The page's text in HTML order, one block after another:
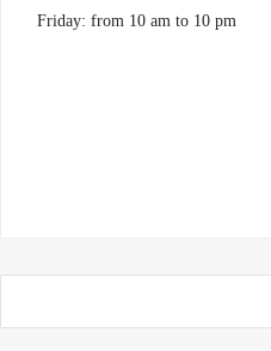
Friday: from 10 am to 10 pm